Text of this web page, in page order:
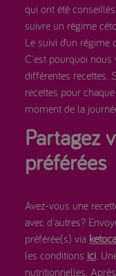
qui ont été
suivre un régime
Le suivi d’un régime
C'est pourquoi nous
différentes recettes.
recettes pour
moment de la
Partagez
préférées
Avez-vous une
avec d'autres?
préférée(s) via
les conditions ici .
nutritionnelles.